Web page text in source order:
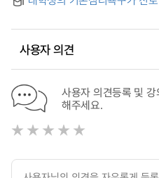
of creative home
convergence competency
of Basic Psychological
Effect of Future Time
사용자 의견
사용자 의견등록 및
해주세요.